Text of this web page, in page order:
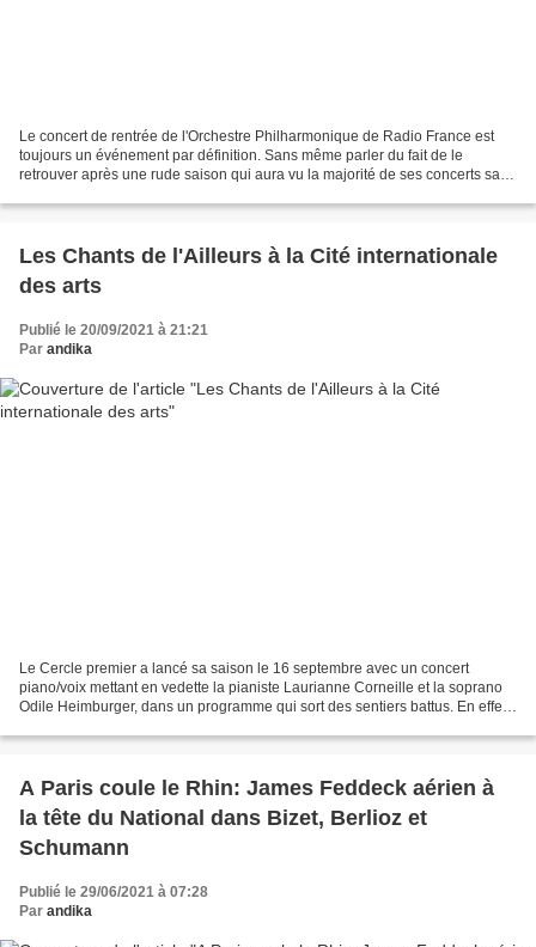
Le concert de rentrée de l'Orchestre Philharmonique de Radio France est
toujours un événement par définition. Sans même parler du fait de le
retrouver après une rude saison qui aura vu la majorité de ses concerts sans
Les Chants de l'Ailleurs à la Cité internationale
des arts
Publié le 20/09/2021 à 21:21
Par andika
Le Cercle premier a lancé sa saison le 16 septembre avec un concert
piano/voix mettant en vedette la pianiste Laurianne Corneille et la soprano
Odile Heimburger, dans un programme qui sort des sentiers battus. En effet,
A Paris coule le Rhin: James Feddeck aérien à
la tête du National dans Bizet, Berlioz et
Schumann
Publié le 29/06/2021 à 07:28
Par andika